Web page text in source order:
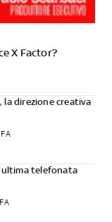
X Factor?
la direzione creativa
telefonata